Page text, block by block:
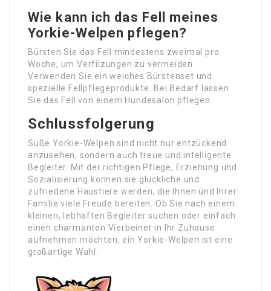
Wie kann ich das Fell meines
Yorkie-Welpen pflegen?
Bürsten Sie das Fell mindestens zweimal pro
Woche, um Verfilzungen zu vermeiden.
Verwenden Sie ein weiches Bürstenset und
spezielle Fellpflegeprodukte. Bei Bedarf lassen
Sie das Fell von einem Hundesalon pflegen.
Schlussfolgerung
Süße Yorkie-Welpen sind nicht nur entzückend
anzusehen, sondern auch treue und intelligente
Begleiter. Mit der richtigen Pflege, Erziehung und
Sozialisierung können sie glückliche und
zufriedene Haustiere werden, die Ihnen und Ihrer
Familie viele Freude bereiten. Ob Sie nach einem
kleinen, lebhaften Begleiter suchen oder einfach
einen charmanten Vierbeiner in Ihr Zuhause
aufnehmen möchten, ein Yorkie-Welpen ist eine
großartige Wahl.